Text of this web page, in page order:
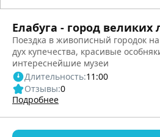
Елабуга - город великих
Поездка в живописный городок
дух купечества, красивые
интереснейшие музеи
Длительность:11:00
Отзывы:0
Подробнее